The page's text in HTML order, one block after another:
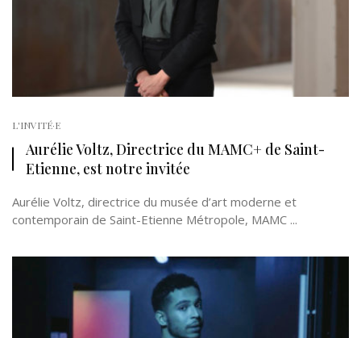
L'INVITÉ·E
Aurélie Voltz, Directrice du MAMC+ de Saint-
Etienne, est notre invitée
Aurélie Voltz, directrice du musée d’art moderne et
contemporain de Saint-Etienne Métropole, MAMC ...